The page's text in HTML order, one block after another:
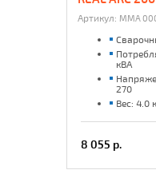
Артикул: MMA
кВА
270
Вес: 4.0
8 055 р.